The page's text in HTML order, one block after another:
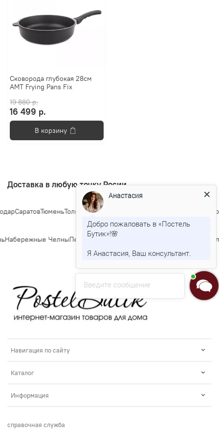
Сковорода глубокая 28см
AMT Frying Pans Fix
19 880 р.
16 499 р.
В корзину
Доставка в любую точку Росии
СаратовТюменьТольятти Ижевск
Набережные ЧелныПенза Липецк Тула
Навигация по сайту
Каталог
Информация
справочная служба
Введите сообщение
Анастасия
Добро пожаловать в «Постель
Бутик»!🌸
Я Анастасия, Ваш консультант.